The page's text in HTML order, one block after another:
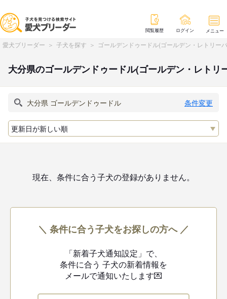
閲覧履歴 ログイン メニュー
愛犬ブリーダー 子犬を探す ゴールデンドゥードル(ゴールデン・レトリー
大分県のゴールデンドゥードル(ゴールデン・レト
条件変更
現在、条件に合う子犬の登録がありません。
＼ 条件に合う子犬をお探しの方へ ／
「新着子犬通知設定」で、
条件に合う 子犬の新着情報を
メールで通知いたします💌